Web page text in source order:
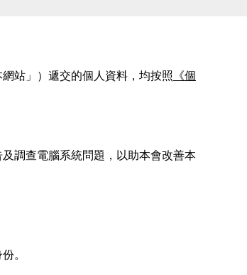
站」）遞交的個人資料，均按照 《個
調查電腦系統問題，以助本會改善本
。